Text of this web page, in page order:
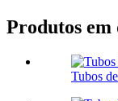
Produtos em
Tubos